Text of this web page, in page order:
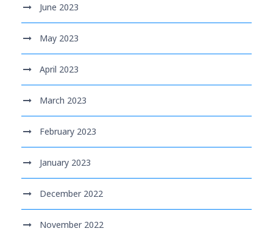
June 2023
May 2023
April 2023
March 2023
February 2023
January 2023
December 2022
November 2022